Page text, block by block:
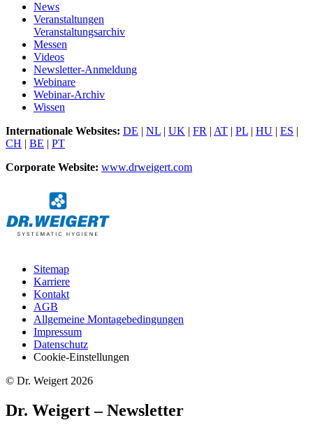
News
Veranstaltungen
Veranstaltungsarchiv
Messen
Videos
Newsletter-Anmeldung
Webinare
Webinar-Archiv
Wissen
Internationale Websites: DE | NL | UK | FR | AT | PL | HU | ES |
CH | BE | PT
Corporate Website: www.drweigert.com
Sitemap
Karriere
Kontakt
AGB
Allgemeine Montagebedingungen
Impressum
Datenschutz
Cookie-Einstellungen
© Dr. Weigert 2026
Dr. Weigert – Newsletter